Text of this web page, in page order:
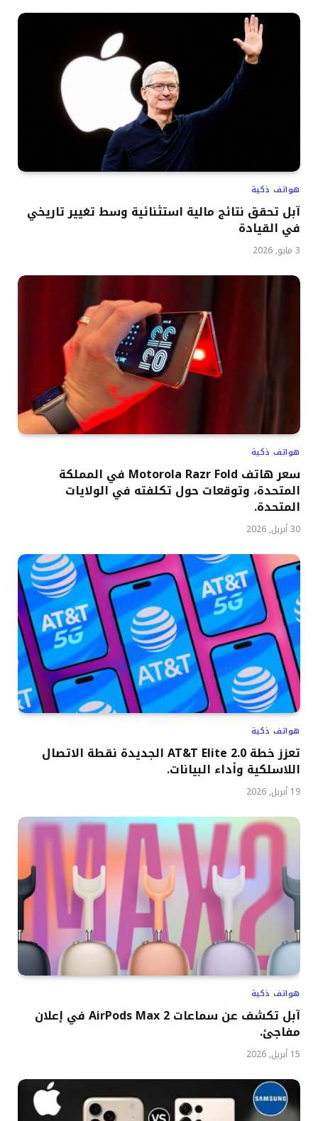
هواتف ذكية
آبل تحقق نتائج مالية استثنائية وسط تغيير تاريخي
في القيادة
3 مايو, 2026
هواتف ذكية
سعر هاتف Motorola Razr Fold في المملكة
المتحدة، وتوقعات حول تكلفته في الولايات
المتحدة.
30 أبريل, 2026
هواتف ذكية
تعزز خطة AT&T Elite 2.0 الجديدة نقطة الاتصال
اللاسلكية وأداء البيانات.
19 أبريل, 2026
هواتف ذكية
آبل تكشف عن سماعات AirPods Max 2 في إعلان
مفاجئ.
15 أبريل, 2026